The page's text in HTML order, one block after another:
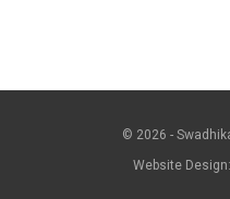
© 2026 -
Website Design: